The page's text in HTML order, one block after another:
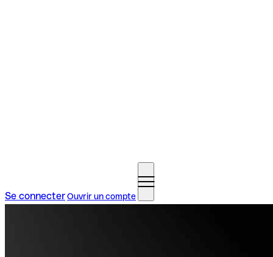
Se connecterOuvrir un compte